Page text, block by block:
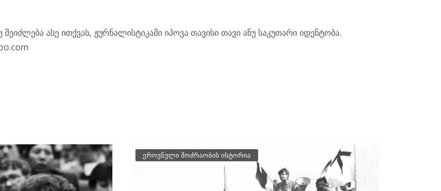
ასე ითქვას, ჟურნალისტიკაში იპოვა თავისი თავი ანუ საკუთარი იდენტობა.
ეროვნული მოძრაობის ისტორია